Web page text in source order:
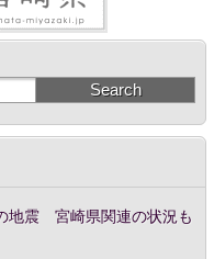
地震 宮崎県関連の状況も